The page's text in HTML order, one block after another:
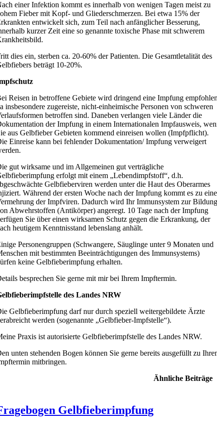
einer Infektion kommt es innerhalb von wenigen Tagen meist zu
Fieber mit Kopf- und Gliederschmerzen. Bei etwa 15% der
entwickelt sich, zum Teil nach anfänglicher Besserung,
kurzer Zeit eine so genannte toxische Phase mit schwerem
dies ein, sterben ca. 20-60% der Patienten. Die Gesamtletalität des
beträgt 10-20%.
Reisen in betroffene Gebiete wird dringend eine Impfung
insbesondere zugereiste, nicht-einheimische Personen von schweren
betroffen sind. Daneben verlangen viele Länder die
der Impfung in einem Internationalen Impfausweis,
aus Gelbfieber Gebieten kommend einreisen wollen (Impfpflicht).
Einreise kann bei fehlender Dokumentation/ Impfung verweigert
gut wirksame und im Allgemeinen gut verträgliche
erfolgt mit einem „Lebendimpfstoff“, d.h.
Gelbfieberviren werden unter die Haut des Oberarmes
Während der ersten Woche nach der Impfung kommt es zu
der Impfviren. Dadurch wird Ihr Immunsystem zur
Abwehrstoffen (Antikörper) angeregt. 10 Tage nach der Impfung
Sie über einen wirksamen Schutz gegen die Erkrankung, der
heutigem Kenntnisstand lebenslang anhält.
Personengruppen (Schwangere, Säuglinge unter 9 Monaten und
mit bestimmten Beeinträchtigungen des Immunsystems)
keine Gelbfieberimpfung erhalten.
besprechen Sie gerne mit mir bei Ihrem Impftermin.
des Landes NRW
Gelbfieberimpfung darf nur durch speziell weitergebildete Ärzte
werden (sogenannte „Gelbfieber-Impfstelle“).
Praxis ist autorisierte Gelbfieberimpfstelle des Landes NRW.
unten stehenden Bogen können Sie gerne bereits ausgefüllt zu
mitbringen.
Gelbfieberimpfung
Ähnliche Beiträge